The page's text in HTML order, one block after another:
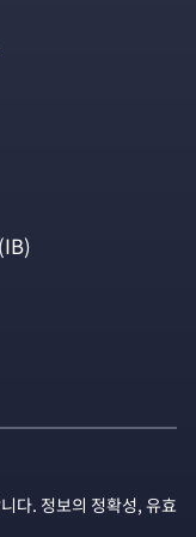
다. 정보의 정확성, 유효